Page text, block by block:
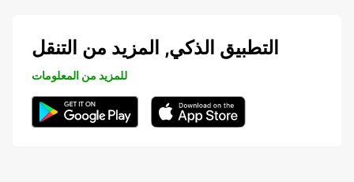
التطبيق الذكي, المزيد من التنقل
للمزيد من المعلومات